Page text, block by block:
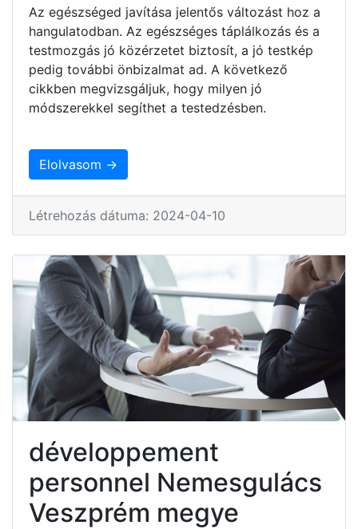
Az egészséged javítása jelentős változást hoz a
hangulatodban. Az egészséges táplálkozás és a
testmozgás jó közérzetet biztosít, a jó testkép
pedig további önbizalmat ad. A következő
cikkben megvizsgáljuk, hogy milyen jó
módszerekkel segíthet a testedzésben.
Elolvasom →
Létrehozás dátuma: 2024-04-10
développement
personnel Nemesgulács
Veszprém megye